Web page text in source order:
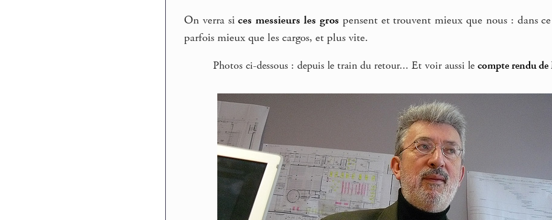
On verra sices messieurs les gros pensent et trouvent mieux que nous : dans
parfois mieux que les cargos, et plus vite.
Photos ci-dessous : depuis le train du retour... Et voir aussi le compte rendu